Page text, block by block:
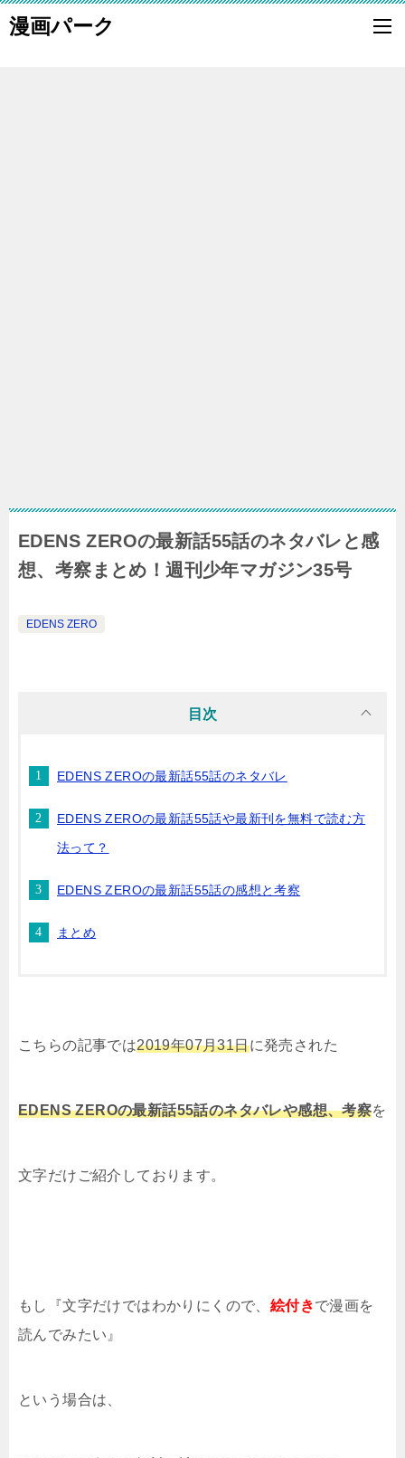
漫画パーク
EDENS ZEROの最新話55話のネタバレと感
想、考察まとめ！週刊少年マガジン35号
EDENS ZERO
目次
EDENS ZEROの最新話55話のネタバレ
EDENS ZEROの最新話55話や最新刊を無料で読む方
法って？
EDENS ZEROの最新話55話の感想と考察
まとめ
こちらの記事では2019年07月31日に発売された
EDENS ZEROの最新話55話のネタバレや感想、考察を
文字だけご紹介しております。
もし『文字だけではわかりにくので、 絵付きで漫画を
読んでみたい』
という場合は、